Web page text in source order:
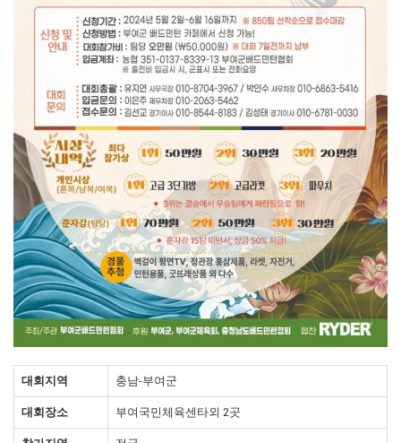
대회지역 충남-부여군
대회장소 부여국민체육센타외 2곳